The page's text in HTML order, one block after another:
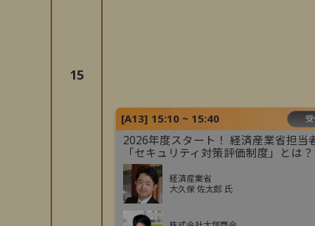
15
[A13] 15:10 ~ 15:40
2026年度スタート！ 経済産業省担当
「セキュリティ対策評価制度」とは？
経済産業省
大久保 佐太郎 氏